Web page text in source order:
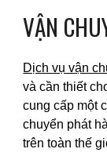
VẬN
Dịch vụ vận
và cần thiết
cung cấp một
chuyển phát
trên toàn thế